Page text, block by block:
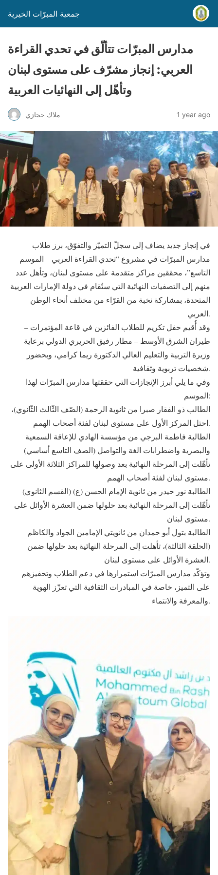
جمعية المبرّات الخيرية
مدارس المبرّات تتألّق في تحدي القراءة
العربي: إنجاز مشرّف على مستوى لبنان
وتأهّل إلى النهائيات العربية
ملاك حجازي 1 year ago
في إنجاز جديد يضاف إلى سجلّ التميّز والتفوّق، برز طلاب
مدارس المبرّات في مشروع “تحدي القراءة العربي – الموسم
التاسع”، محققين مراكز متقدمة على مستوى لبنان، وتأهل عدد
منهم إلى التصفيات النهائية التي ستُقام في دولة الإمارات العربية
المتحدة، بمشاركة نخبة من القرّاء من مختلف أنحاء الوطن
العربي.
وقد أُقيم حفل تكريم للطلاب الفائزين في قاعة المؤتمرات –
طيران الشرق الأوسط – مطار رفيق الحريري الدولي برعاية
وزيرة التربية والتعليم العالي الدكتورة ريما كرامي، وبحضور
شخصيات تربوية وثقافية.
وفي ما يلي أبرز الإنجازات التي حققتها مدارس المبرّات لهذا
الموسم:
الطالب ذو الفقار صبرا من ثانوية الرحمة (الصّف الثّالث الثّانوي)،
احتل المركز الأول على مستوى لبنان لفئة أصحاب الهمم.
الطالبة فاطمة البرجي من مؤسسة الهادي للإعاقة السمعية
والبصرية واضطرابات الغة والتواصل (الصف التاسع أساسي)
تأهّلت إلى المرحلة النهائية بعد وصولها للمراكز الثلاثة الأولى على
مستوى لبنان لفئة أصحاب الهمم.
الطالبة نور حيدر من ثانوية الإمام الحسن (ع) (القسم الثانوي)
تأهّلت إلى المرحلة النهائية بعد حلولها ضمن العشرة الأوائل على
مستوى لبنان.
الطالبة بتول أبو حمدان من ثانويتي الإمامين الجواد والكاظم
(الحلقة الثالثة)، تأهلت إلى المرحلة النهائية بعد حلولها ضمن
العشرة الأوائل على مستوى لبنان.
وتؤكّد مدارس المبرّات استمرارها في دعم الطلاب وتحفيزهم
على التميز، خاصة في المبادرات الثقافية التي تعزّز الهوية
والمعرفة والانتماء.